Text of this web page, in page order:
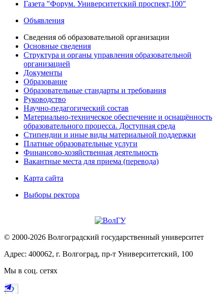
Газета "Форум. Университетский проспект,100"
Объявления
Сведения об образовательной организации
Основные сведения
Структура и органы управления образовательной
организацией
Документы
Образование
Образовательные стандарты и требования
Руководство
Научно-педагогический состав
Материально-техническое обеспечение и оснащённость
образовательного процесса. Доступная среда
Стипендии и иные виды материальной поддержки
Платные образовательные услуги
Финансово-хозяйственная деятельность
Вакантные места для приема (перевода)
Карта сайта
Выборы ректора
© 2000-2026 Волгоградский государственный университет
Адрес: 400062, г. Волгоград, пр-т Университетский, 100
Мы в соц. сетях